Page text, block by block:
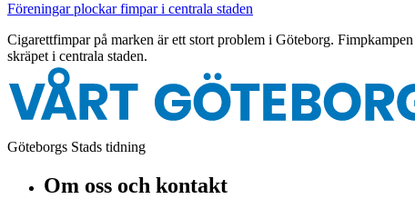
Föreningar plockar fimpar i centrala staden
Cigarettfimpar på marken är ett stort problem i Göteborg.
skräpet i centrala staden.
Göteborgs Stads tidning
Om oss och kontakt